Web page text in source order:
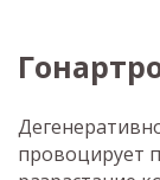
провоцирует